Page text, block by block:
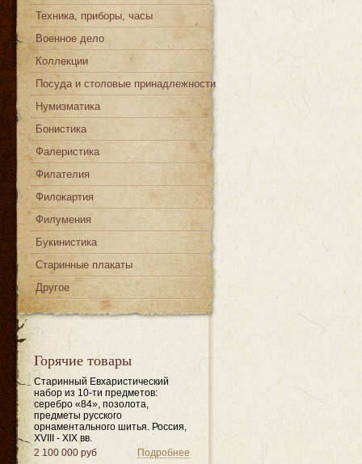
Техника, приборы, часы
Военное дело
Коллекции
Посуда и столовые принадлежности
Нумизматика
Бонистика
Фалеристика
Филателия
Филокартия
Филумения
Букинистика
Старинные плакаты
Другое
Горячие товары
Старинный Евхаристический
набор из 10-ти предметов:
серебро «84», позолота,
предметы русского
орнаментального шитья. Россия,
XVIII - XIX вв.
Подробнее
2 100 000 руб